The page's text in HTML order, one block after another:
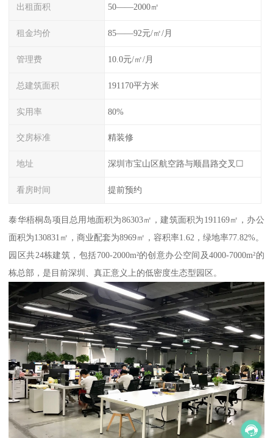
出租面积 50——2000㎡
租金均价 85——92元/㎡/月
管理费 10.0元/㎡/月
总建筑面积 191170平方米
实用率 80%
交房标准 精装修
地址 深圳市宝山区航空路与顺昌路交叉☐
看房时间 提前预约
泰华梧桐岛项目总用地面积为86303㎡，建筑面积为191169㎡，办公
面积为130831㎡，商业配套为8969㎡，容积率1.62，绿地率77.82%。
园区共24栋建筑，包括700-2000m²的创意办公空间及4000-7000m²的
栋总部，是目前深圳、真正意义上的低密度生态型园区。